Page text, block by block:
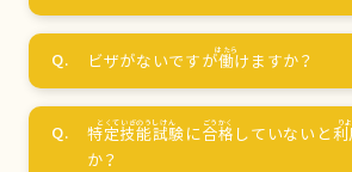
ビザがないですが働けますか？
特定技能試験に合格 していないと利
か？